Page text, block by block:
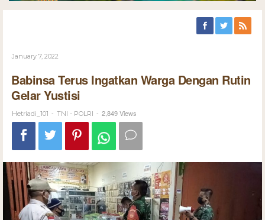
January 7, 2022
Babinsa Terus Ingatkan Warga Dengan Rutin
Gelar Yustisi
Hetriadi_101 - TNI - POLRI - 2,849 Views